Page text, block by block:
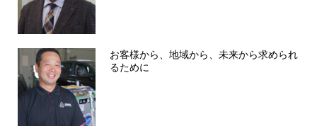
お客様から、地域から、未来から求められ
るために